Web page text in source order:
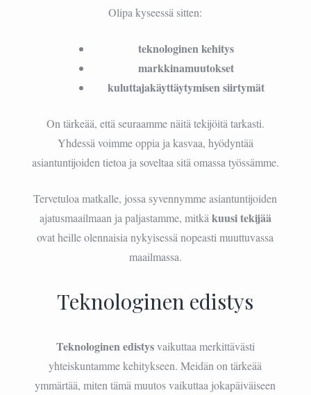
Olipa kyseessä sitten:
teknologinen kehitys
markkinamuutokset
kuluttajakäyttäytymisen siirtymät
On tärkeää, että seuraamme näitä tekijöitä tarkasti.
Yhdessä voimme oppia ja kasvaa, hyödyntää
asiantuntijoiden tietoa ja soveltaa sitä omassa työssämme.
Tervetuloa matkalle, jossa syvennymme asiantuntijoiden
ajatusmaailmaan ja paljastamme, mitkä kuusi tekijää
ovat heille olennaisia nykyisessä nopeasti muuttuvassa
maailmassa.
Teknologinen edistys
Teknologinen edistysvaikuttaa merkittävästi
yhteiskuntamme kehitykseen. Meidän on tärkeää
ymmärtää, miten tämä muutos vaikuttaa jokapäiväiseen